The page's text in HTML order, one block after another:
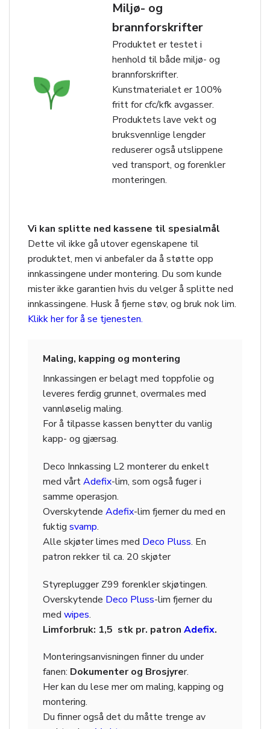
Miljø- og
brannforskrifter
Produktet er testet i
henhold til både miljø- og
brannforskrifter.
Kunstmaterialet er 100%
fritt for cfc/kfk avgasser.
Produktets lave vekt og
bruksvennlige lengder
reduserer også utslippene
ved transport, og forenkler
monteringen.
Vi kan splitte ned kassene til spesialmål
Dette vil ikke gå utover egenskapene til
produktet, men vi anbefaler da å støtte opp
innkassingene under montering. Du som kunde
mister ikke garantien hvis du velger å splitte ned
innkassingene. Husk å fjerne støv, og bruk nok lim.
Klikk her for å se tjenesten.
Maling, kapping og montering
Innkassingen er belagt med toppfolie og
leveres ferdig grunnet, overmales med
vannløselig maling.
For å tilpasse kassen benytter du vanlig
kapp- og gjærsag.
Deco Innkassing L2 monterer du enkelt
med vårtAdefix-lim, som også fuger i
samme operasjon.
Overskytende Adefix-lim fjerner du med en
fuktig svamp.
Alle skjøter limes med Deco Pluss. En
patron rekker til ca. 20 skjøter
Styreplugger Z99 forenkler skjøtingen.
Overskytende Deco Pluss-lim fjerner du
med wipes.
Limforbruk: 1,5 stk pr. patron Adefix.
Monteringsanvisningen finner du under
fanen: Dokumenter og Brosjyrer.
Her kan du lese mer om maling, kapping og
montering.
Du finner også det du måtte trenge av